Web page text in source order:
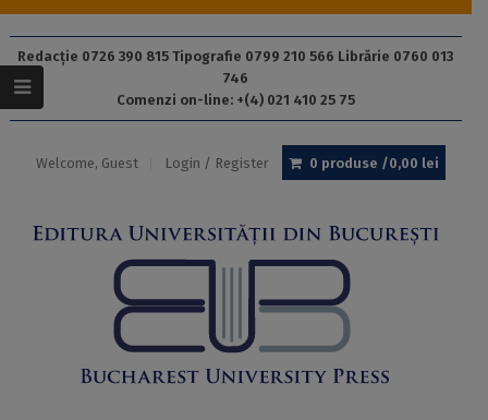
Redacție 0726 390 815 Tipografie 0799 210 566 Librărie 0760 013
746
Comenzi on-line: +(4) 021 410 25 75
Welcome, Guest Login / Register 0 produse /0,00 lei